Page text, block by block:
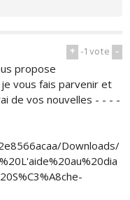
+ -1vote -
propose
vous fais parvenir et
de vos nouvelles - - - -
Downloads/